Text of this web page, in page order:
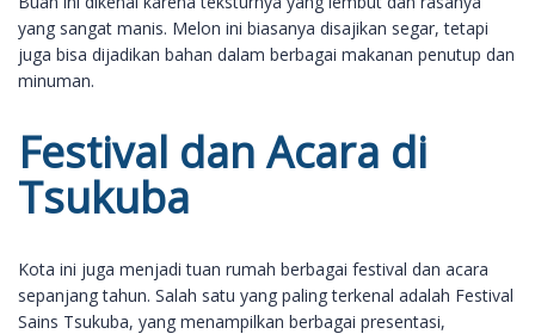
yang sangat manis. Melon ini biasanya disajikan segar, tetapi
juga bisa dijadikan bahan dalam berbagai makanan penutup dan
minuman.
Festival dan Acara di
Tsukuba
Kota ini juga menjadi tuan rumah berbagai festival dan acara
sepanjang tahun. Salah satu yang paling terkenal adalah Festival
Sains Tsukuba, yang menampilkan berbagai presentasi,